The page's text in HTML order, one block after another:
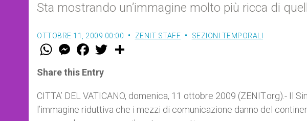
Sta mostrando un’immagine molto più ricca di
OTTOBRE 11, 2009 00:00 ZENIT STAFF SEZIONI TEMPORALI
W
t
s
p
p
M
e
s
e
g
e
r
F
a
e
b
o
k
w
r
Share this Entry
CITTA’ DEL VATICANO, domenica, 11 ottobre 2009 (ZENIT.org).- Il
l’immagine riduttiva che i mezzi di comunicazione danno del